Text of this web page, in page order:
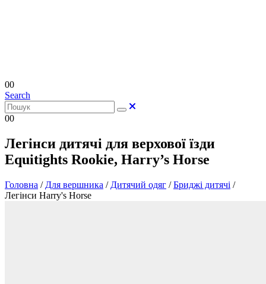
00
Search
00
Легінси дитячі для верхової їзди
Equitights Rookie, Harry’s Horse
Головна / Для вершника / Дитячий одяг /Бриджі дитячі /
Легінси Harry's Horse